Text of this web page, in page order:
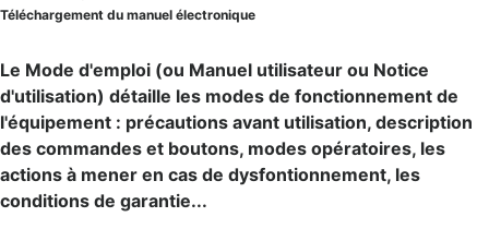
Téléchargement du manuel électronique
Le Mode d'emploi (ou Manuel utilisateur ou Notice
d'utilisation) détaille les modes de fonctionnement de
l'équipement : précautions avant utilisation, description
des commandes et boutons, modes opératoires, les
actions à mener en cas de dysfontionnement, les
conditions de garantie...